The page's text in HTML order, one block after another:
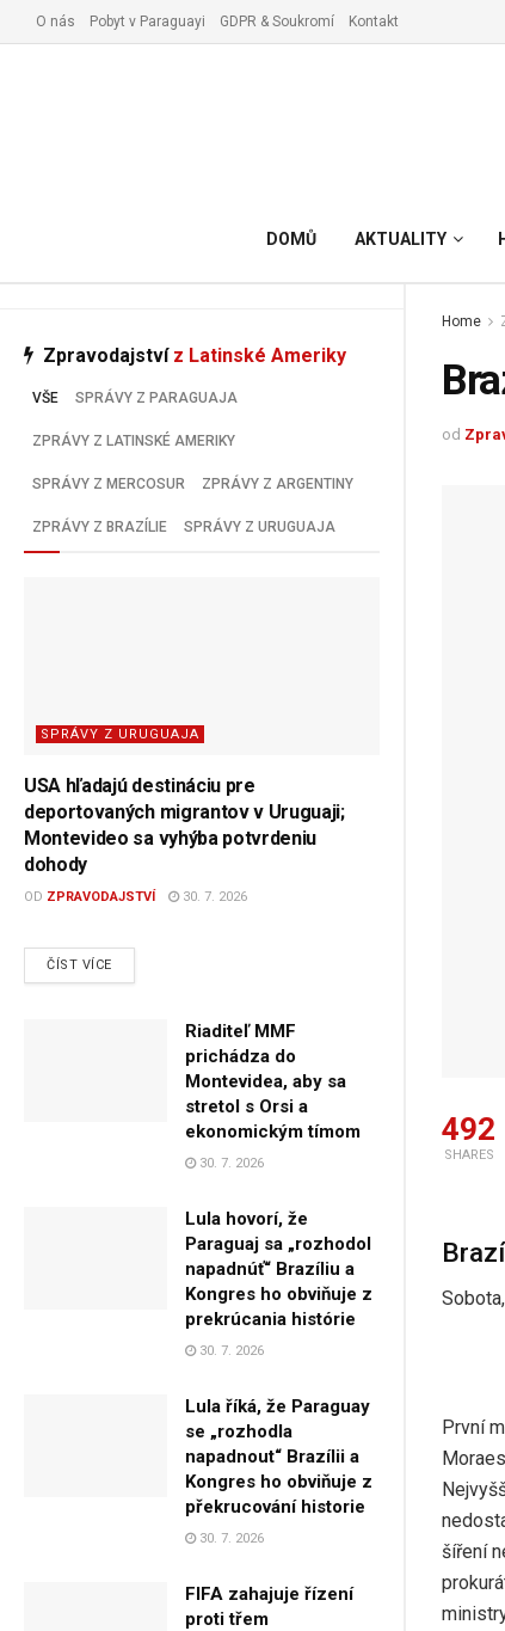
Vyřízení pobytu v Paraguay
Zpravodajství z Latinské Ameriky
VŠE SPRÁVY Z PARAGUAJA
ZPRÁVY Z LATINSKÉ AMERIKY
SPRÁVY Z MERCOSUR ZPRÁVY Z ARGENTINY
ZPRÁVY Z BRAZÍLIE SPRÁVY Z URUGUAJA
SPRÁVY Z URUGUAJA
USA hľadajú destináciu pre
deportovaných migrantov v Uruguaji;
Montevideo sa vyhýba potvrdeniu
dohody
OD ZPRAVODAJSTVÍ 30. 7. 2026
ČÍST VÍCEDETAILS
Riaditeľ MMF
prichádza do
Montevidea, aby sa
stretol s Orsi a
ekonomickým tímom
30. 7. 2026
Lula hovorí, že
Paraguaj sa „rozhodol
napadnúť“ Brazíliu a
Kongres ho obviňuje z
prekrúcania histórie
30. 7. 2026
Lula říká, že Paraguay
se „rozhodla
napadnout“ Brazílii a
Kongres ho obviňuje z
překrucování historie
30. 7. 2026
FIFA zahajuje řízení
proti třem
O nás Pobyt v Paraguayi GDPR & Soukromí Kontakt
DOMŮ AKTUALITY
Home
od
492
SHARES
Sobota,
První
Moraes
šíření